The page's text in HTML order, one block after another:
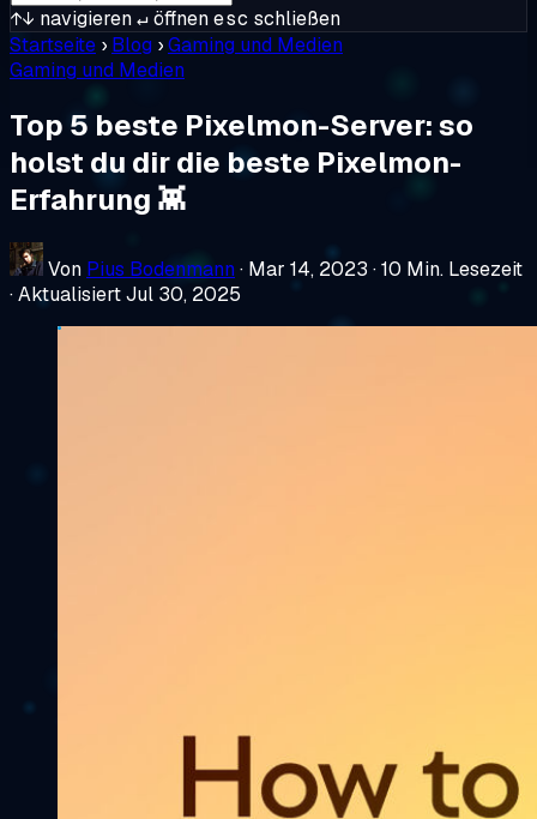
↑↓ navigieren↵öffnenesc schließen
Startseite › Blog ›Gaming und Medien
Gaming und Medien
Top 5 beste Pixelmon-Server: so
holst du dir die beste Pixelmon-
Erfahrung 👾
Von Pius Bodenmann · Mar 14, 2023 ·10 Min. Lesezeit
·Aktualisiert Jul 30, 2025